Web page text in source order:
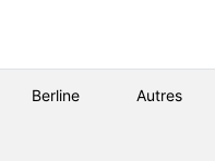
Berline Autres